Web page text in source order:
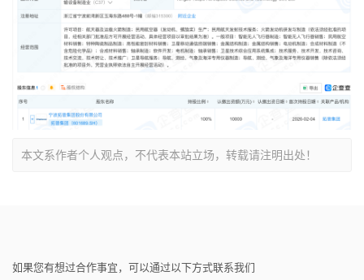
本文系作者个人观点，不代表本站立场，转载请注明出处！
如果您有想过合作事宜，可以通过以下方式联系我们